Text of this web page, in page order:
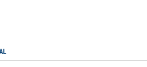
la fecha tentativa para que entren en servicio